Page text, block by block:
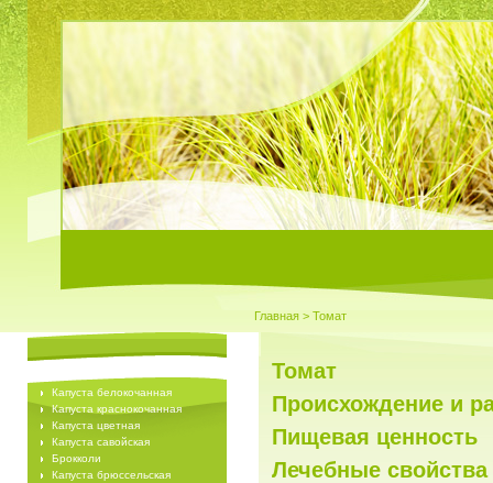
Главная> Томат
Капуста белокочанная
Капуста краснокочанная
Капуста цветная
Капуста савойская
Брокколи
Капуста брюссельская
Томат
Происхождение и
Пищевая ценность
Лечебные свойства